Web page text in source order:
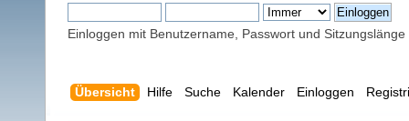
Einloggen mit Benutzername, Passwort und Sitzungslänge
Übersicht Hilfe Suche Kalender Einloggen